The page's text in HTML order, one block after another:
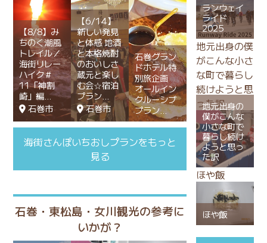
【8/8】み
ちのく潮風
トレイル／
海街リレー
ハイク＃
11「神割
崎」編
石巻市
【6/14】
新しい発見
と体感 地酒
と本格焼酎
のおいしさ
蔵元と楽し
む会☆宿泊
プラン
石巻市
石巻グラン
ドホテル特
別旅企画
オールイン
クルーシブ
プラン
海街さんぽいちおしプランをもっと
見る
石巻・東松島・女川観光の参考に
いかが？
ランウェイ
ライド
2025
地元出身の僕
がこんな小さ
な町で暮らし
続けようと思
った訳
地元出身の
僕がこんな
小さな町で
暮らし続け
ようと思っ
た訳
ほや飯
ほや飯